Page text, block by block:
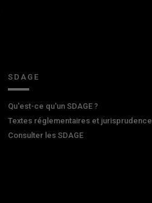
SDAGE
Qu'est-ce qu'un SDAGE ?
Textes réglementaires et jurisprudence
Consulter les SDAGE